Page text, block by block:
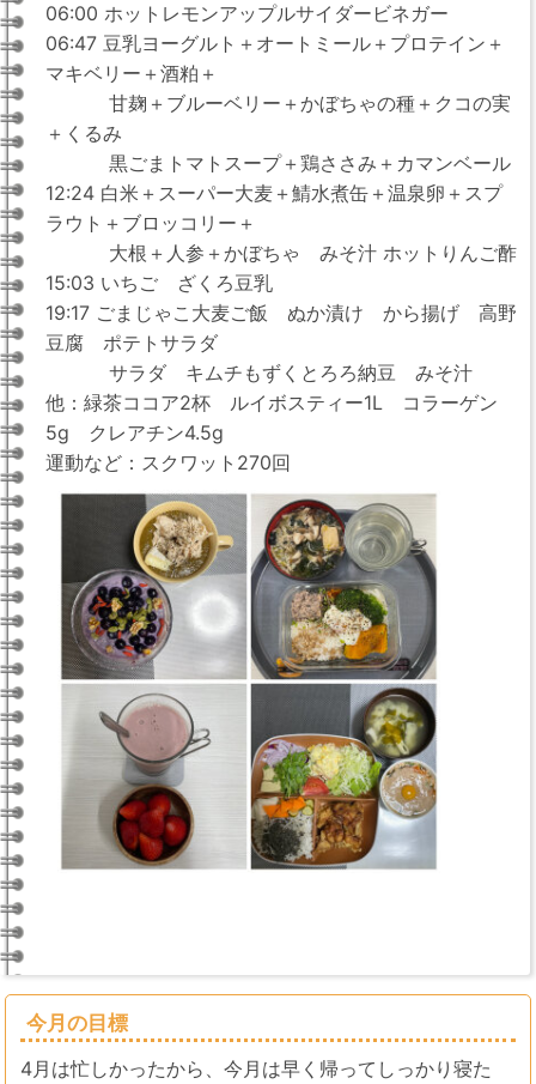
06:00 ホットレモンアップルサイダービネガー
06:47 豆乳ヨーグルト＋オートミール＋プロテイン＋
マキベリー＋酒粕＋
甘麹＋ブルーベリー＋かぼちゃの種＋クコの実
＋くるみ
黒ごまトマトスープ＋鶏ささみ＋カマンベール
12:24 白米＋スーパー大麦＋鯖水煮缶＋温泉卵＋スプ
ラウト＋ブロッコリー＋
大根＋人参＋かぼちゃ みそ汁 ホットりんご酢
15:03 いちご ざくろ豆乳
19:17 ごまじゃこ大麦ご飯 ぬか漬け から揚げ 高野
豆腐 ポテトサラダ
サラダ キムチもずくとろろ納豆 みそ汁
他：緑茶ココア2杯 ルイボスティー1L コラーゲン
5g クレアチン4.5g
運動など：スクワット270回
今月の目標
4月は忙しかったから、今月は早く帰ってしっかり寝た